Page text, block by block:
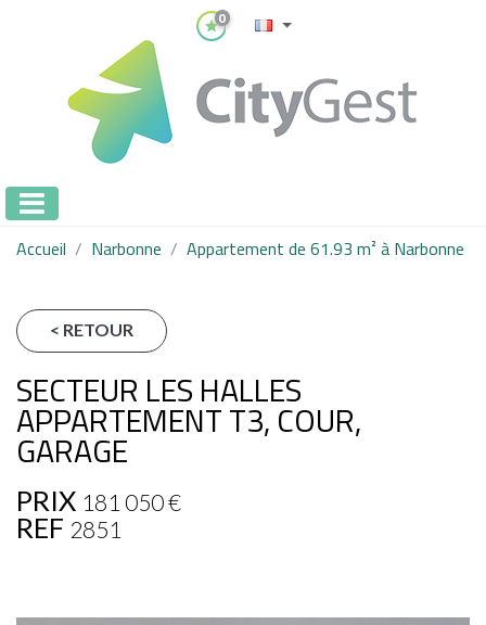
0
Accueil Narbonne Appartement de 61.93 m² à Narbonne
< RETOUR
SECTEUR LES HALLES
APPARTEMENT T3, COUR,
GARAGE
PRIX 181 050€
REF 2851